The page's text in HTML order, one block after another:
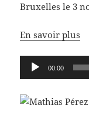
Bruxelles le 3
En savoir plus
Lecteur
audio
00:00